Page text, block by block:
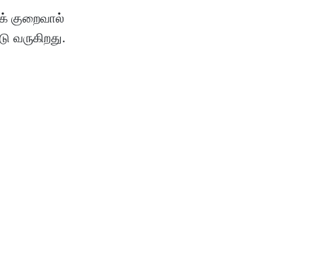
குறைவால்
வருகிறது.